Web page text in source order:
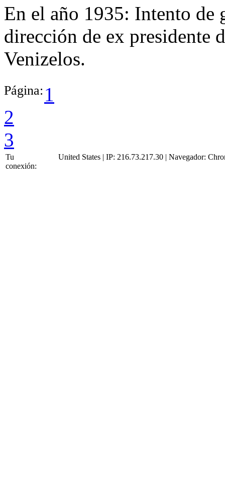
En el año 1935: Intento de
dirección de ex presidente
Venizelos.
Página: 1
2
3
Tu
conexión:
United States | IP: 216.73.217.30 | Navegador: